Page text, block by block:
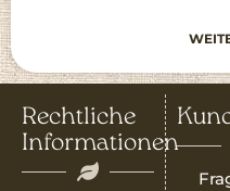
Rechtliche
Informationen